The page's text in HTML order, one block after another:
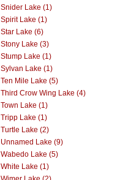
Snider Lake (1)
Spirit Lake (1)
Star Lake (6)
Stony Lake (3)
Stump Lake (1)
Sylvan Lake (1)
Ten Mile Lake (5)
Third Crow Wing Lake (4)
Town Lake (1)
Tripp Lake (1)
Turtle Lake (2)
Unnamed Lake (9)
Wabedo Lake (5)
White Lake (1)